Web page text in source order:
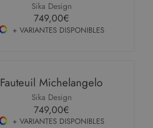
Sika Design
749,00€
+ VARIANTES DISPONIBLES
Fauteuil Michelangelo
Sika Design
749,00€
+ VARIANTES DISPONIBLES